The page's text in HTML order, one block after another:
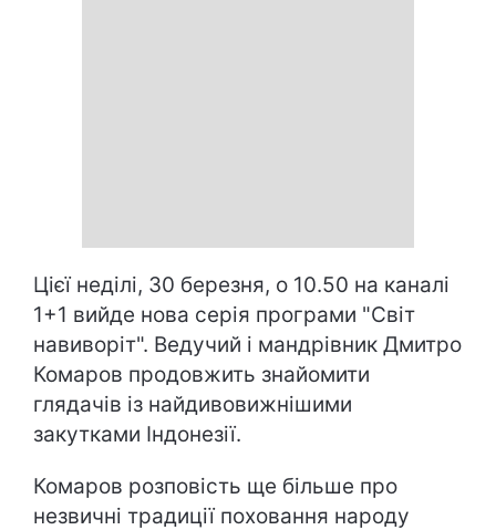
Цієї неділі, 30 березня, о 10.50 на каналі
1+1 вийде нова серія програми "Світ
навиворіт". Ведучий і мандрівник Дмитро
Комаров продовжить знайомити
глядачів із найдивовижнішими
закутками Індонезії.
Комаров розповість ще більше про
незвичні традиції поховання народу